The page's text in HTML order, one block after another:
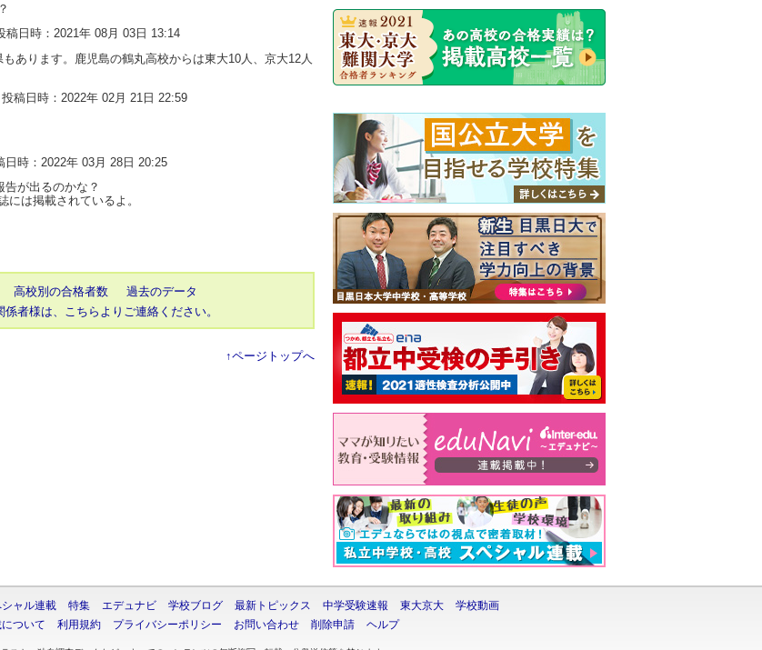
稿日時：2021年 08月 03日 13:14
あります。鹿児島の鶴丸高校からは東大10人、京大12人
稿日時：2022年 02月 21日 22:59
時：2022年 03月 28日 20:25
が出るのかな？
は掲載されているよ。
高校別の合格者数
過去のデータ
者様は、こちらよりご連絡ください。
↑ページトップへ
シャル連載 特集 エデュナビ 学校ブログ 最新トピックス 中学受験速報 東大京大
学校動画
ついて 利用規約 プライバシーポリシー お問い合わせ 削除申請 ヘルプ